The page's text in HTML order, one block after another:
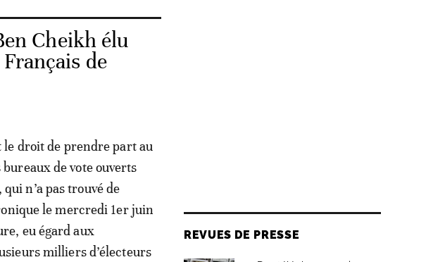
Cheikh élu
de
le droit de prendre part au
de vote ouverts
n’a pas trouvé de
le mercredi 1er juin
eu égard aux
milliers d’électeurs
REVUES DE PRESSE